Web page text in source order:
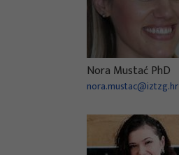
Nora Mustać PhD
nora.mustac@iztzg.hr